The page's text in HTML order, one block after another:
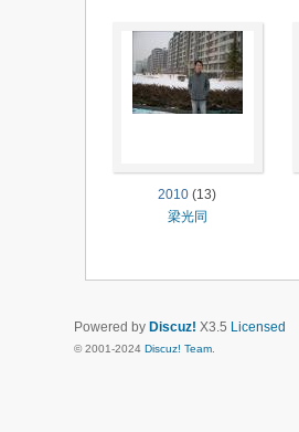
2010 (13)
梁光同
Powered by Discuz! X3.5 Licensed
© 2001-2024 Discuz! Team